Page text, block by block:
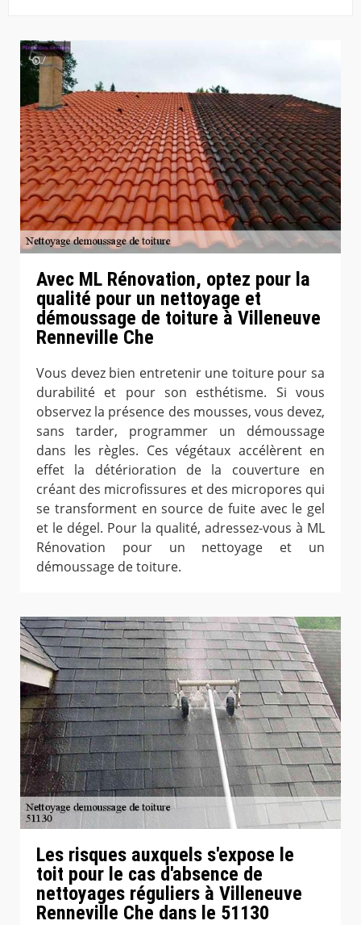
Avec ML Rénovation, optez pour la
qualité pour un nettoyage et
démoussage de toiture à Villeneuve
Renneville Che
Vous devez bien entretenir une toiture pour sa
durabilité et pour son esthétisme. Si vous
observez la présence des mousses, vous devez,
sans tarder, programmer un démoussage
dans les règles. Ces végétaux accélèrent en
effet la détérioration de la couverture en
créant des microfissures et des micropores qui
se transforment en source de fuite avec le gel
et le dégel. Pour la qualité, adressez-vous à ML
Rénovation pour un nettoyage et un
démoussage de toiture.
Les risques auxquels s'expose le
toit pour le cas d'absence de
nettoyages réguliers à Villeneuve
Renneville Che dans le 51130